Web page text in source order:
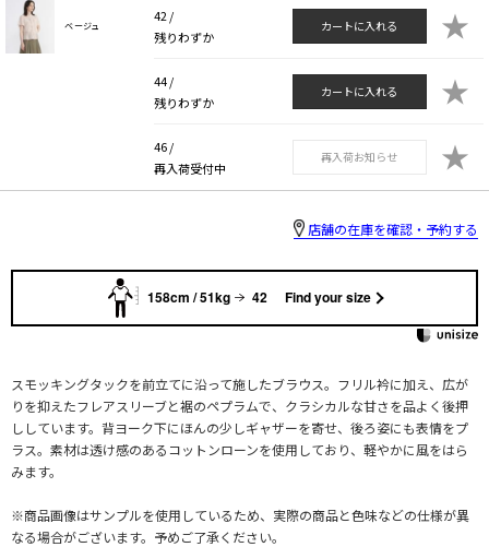
ベージュ
42 /
残りわずか
カートに入れる ★
44 /
残りわずか
カートに入れる ★
46 /
再入荷受付中
再入荷お知らせ ★
店舗の在庫を確認・予約する
158cm / 51kg 42 Find your size
スモッキングタックを前立てに沿って施したブラウス。フリル衿に加え、広が
りを抑えたフレアスリーブと裾のペプラムで、クラシカルな甘さを品よく後押
ししています。背ヨーク下にほんの少しギャザーを寄せ、後ろ姿にも表情をプ
ラス。素材は透け感のあるコットンローンを使用しており、軽やかに風をはら
みます。
※商品画像はサンプルを使用しているため、実際の商品と色味などの仕様が異
なる場合がございます。予めご了承ください。